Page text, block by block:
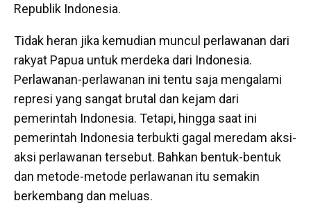
Republik Indonesia.
Tidak heran jika kemudian muncul perlawanan dari
rakyat Papua untuk merdeka dari Indonesia.
Perlawanan-perlawanan ini tentu saja mengalami
represi yang sangat brutal dan kejam dari
pemerintah Indonesia. Tetapi, hingga saat ini
pemerintah Indonesia terbukti gagal meredam aksi-
aksi perlawanan tersebut. Bahkan bentuk-bentuk
dan metode-metode perlawanan itu semakin
berkembang dan meluas.